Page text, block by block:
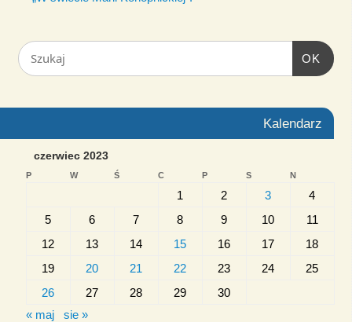
OK
Kalendarz
czerwiec 2023
P W Ś C P S N
1 2 3
4
5
6 7 8 9 10
11
12
13 14 15 16 17
18
19
20 21 22 23 24
25
26
27 28 29
30
« maj
sie »